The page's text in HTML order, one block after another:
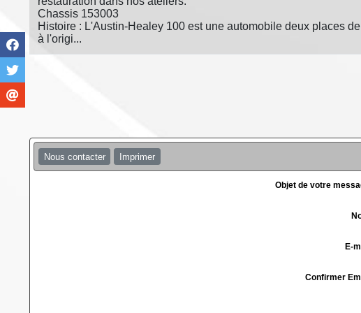
Chassis 153003
Histoire : L'Austin-Healey 100 est une automobile deux places
à l'origi...
Nous contacter Imprimer
Objet de votre
E-
Confirmer